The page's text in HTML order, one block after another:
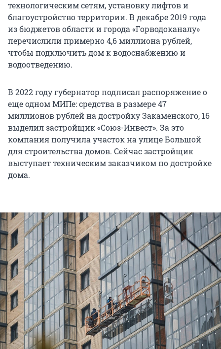
технологическим сетям, установку лифтов и
благоустройство территории. В декабре 2019 года
из бюджетов области и города «Горводоканалу»
перечислили примерно 4,6 миллиона рублей,
чтобы подключить дом к водоснабжению и
водоотведению.
В 2022 году губернатор подписал распоряжение о
еще одном МИПе: средства в размере 47
миллионов рублей на достройку Закаменского, 16
выделил застройщик «Союз-Инвест». За это
компания получила участок на улице Большой
для строительства домов. Сейчас застройщик
выступает техническим заказчиком по достройке
дома.